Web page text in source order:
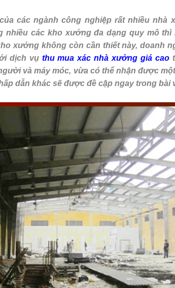
các ngành công nghiệp rất nhiều nhà
nhiều các kho xưởng đa dạng quy mô
xưởng không còn cần thiết này, doanh
dịch vụ thu mua xác nhà xưởng giá cao
và máy móc, vừa có thể nhận được
dẫn khác sẽ được đề cập ngay trong bài